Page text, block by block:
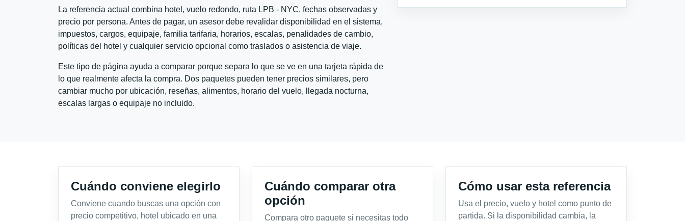
La referencia actual combina hotel, vuelo redondo, ruta LPB - NYC, fechas observadas y
precio por persona. Antes de pagar, un asesor debe revalidar disponibilidad en el sistema,
impuestos, cargos, equipaje, familia tarifaria, horarios, escalas, penalidades de cambio,
políticas del hotel y cualquier servicio opcional como traslados o asistencia de viaje.
Este tipo de página ayuda a comparar porque separa lo que se ve en una tarjeta rápida de
lo que realmente afecta la compra. Dos paquetes pueden tener precios similares, pero
cambiar mucho por ubicación, reseñas, alimentos, horario del vuelo, llegada nocturna,
escalas largas o equipaje no incluido.
Cuándo conviene elegirlo
Conviene cuando buscas una opción con
precio competitivo, hotel ubicado en una
Cuándo comparar otra
opción
Compara otro paquete si necesitas todo
Cómo usar esta referencia
Usa el precio, vuelo y hotel como punto de
partida. Si la disponibilidad cambia, la